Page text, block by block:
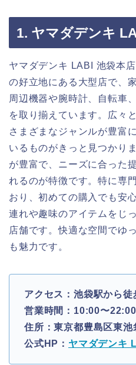
1. ヤマダデンキ
ヤマダデンキ LABI 池袋本
の好立地にある大型店で、
周辺機器や腕時計、自転車
を取り揃えています。広々
さまざまなジャンルが豊富
いるものがきっと見つかり
が豊富で、ニーズに合った
れるのが特徴です。特に専
おり、初めての購入でも安
連れや趣味のアイテムをじ
店舗です。快適な空間でゆ
も魅力です。
アクセス：池袋駅から徒
営業時間：10:00〜22:00
住所：東京都豊島区東
公式HP： ヤマダデンキ